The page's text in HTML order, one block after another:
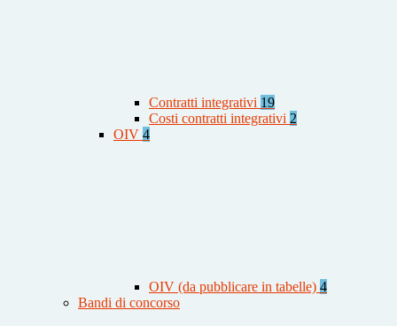
Contratti integrativi 19
Costi contratti integrativi 2
OIV 4
OIV (da pubblicare in tabelle) 4
Bandi di concorso